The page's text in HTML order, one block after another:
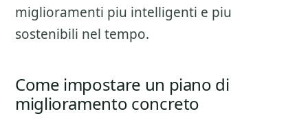
miglioramenti piu intelligenti e piu
sostenibili nel tempo.
Come impostare un piano di
miglioramento concreto